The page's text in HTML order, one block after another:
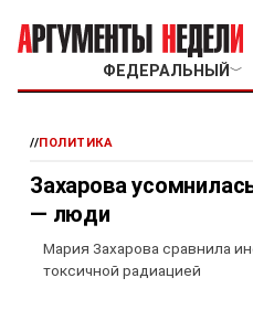
ФЕДЕРАЛЬНЫЙ ﹀
//ПОЛИТИКА
Захарова
— люди
Мария Захарова сравнила
токсичной радиацией